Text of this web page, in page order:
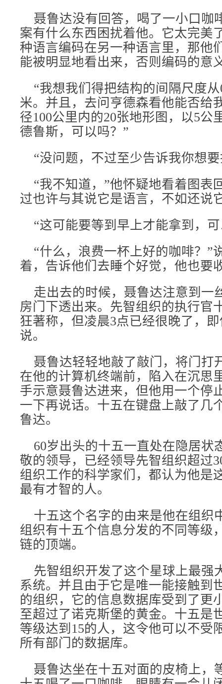
聂鲁达没有回答，喝了一小口咖
案有什么东西困扰着他。它太完美
种语言编码在另一种语言里，那他
能被明显地看出来，否则编码的意
“我想我们得把结构的间隔尺度从
米。并且，去问亨德森看他能否给
径100公里内的20张地形图，以5公
德鲁斯，可以吗？”
“没问题，不过至少告诉我你想要
“我不知道，”他怀疑地看着图表
过也许与其说它是语言，不如还说
“这可能要等到早上才能拿到，可
“什么，浪费一杯上好的咖啡？”
着，告诉他们去睡个好觉，他也要
走出去的时候，聂鲁达注意到一
房门下透出来。先智组织的执行官
狂著称，但凌晨3点已经很晚了，
说。
聂鲁达轻轻地敲了敲门，将门打
在他的计算机终端前，陷入在沉思
手示意聂鲁达进来，但他用一个停
一下再说话。十五在键盘上敲了几
鲁达。
60岁出头的十五一直处在隐居状
敬的领导，已经领导先智组织超过
组织工作的科学家们，都认为他是
最有才智的人。
十五这个名字的由来是他在组织
组织有十五个信息分发的不同等级
链的顶端。
先智组织开发了这个星球上最强
系统。并且由于它是唯一能接触到
的组织，它的信息数据库受到了更
至超过了诺克斯堡的黄金。十五是
等级达到15的人，这令他可以不受
所有部门的数据库。
聂鲁达坐在十五对面的皮椅上，